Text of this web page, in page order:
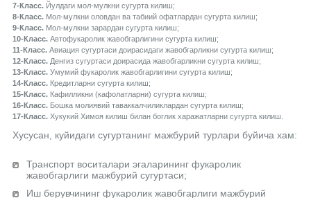
7-Класс.Йулдаги мол-мулкни сугурта килиш;
8-Класс.Мол-мулкни оловдан ва табиий офатлардан сугурта килиш;
9-Класс.Мол-мулкни зарардан сугурта килиш;
10-Класс.Автофукаролик жавобгарлигини сугурта килиш;
11-Класс.Авиация сугуртаси доирасидаги жавобгарликни сугурта килиш;
12-Класс.Денгиз сугуртаси доирасида жавобгарликни сугурта килиш;
13-Класс.Умумий фукаролик жавобгарлигини сугурта килиш;
14-Класс.Кредитларни сугурта килиш;
15-Класс.Кафилликни (кафолатларни) сугурта килиш;
16-Класс.Бошка молиявий таваккалчиликлардан сугурта килиш;
17-Класс.Хукукий Химоя килиш билан боглик харажатларни сугурта килиш.
Хусусан, куйидаги сугуртанинг мажбурий турлари буйича хам:
Транспорт воситалари эгаларининг фукаролик
жавобгарлиги мажбурий сугуртаси;
Иш берувчининг фукаролик жавобгарлиги мажбурий